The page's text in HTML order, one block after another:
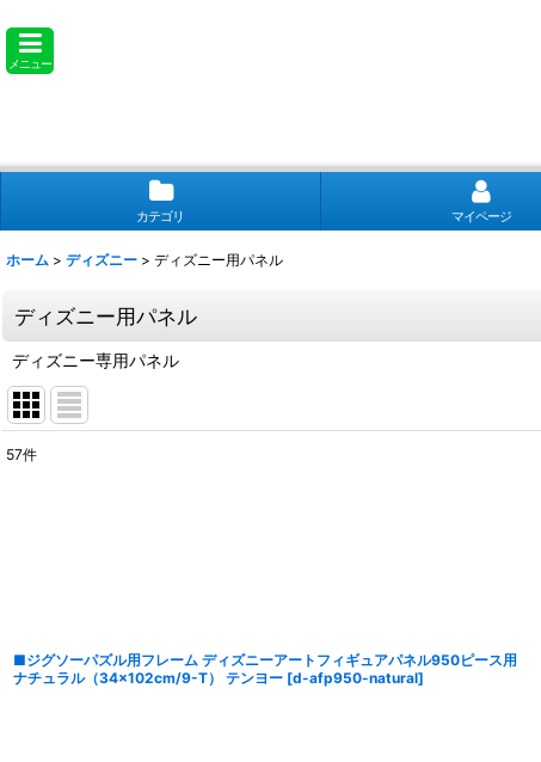
メニュー
カテゴリ マイページ
ホーム > ディズニー > ディズニー用パネル
ディズニー用パネル
ディズニー専用パネル
57件
■ジグソーパズル用フレーム ディズニーアートフィギュアパネル950ピース用
ナチュラル（34×102cm/9-T） テンヨー [d-afp950-natural]